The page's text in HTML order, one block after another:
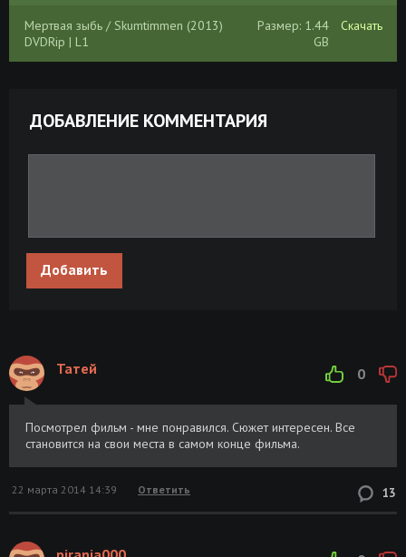
Мертвая зыбь / Skumtimmen (2013)
DVDRip | L1
Размер: 1.44
GB
Скачать
ДОБАВЛЕНИЕ КОММЕНТАРИЯ
Добавить
0
Татей
Посмотрел фильм - мне понравился. Сюжет интересен. Все
становится на свои места в самом конце фильма.
13
22 марта 2014 14:39 Ответить